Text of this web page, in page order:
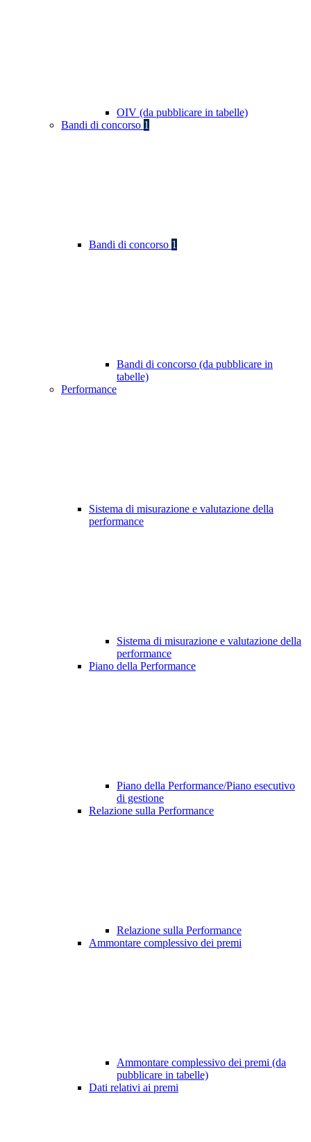
OIV (da pubblicare in tabelle)
Bandi di concorso 1
Bandi di concorso 1
Bandi di concorso (da pubblicare in
tabelle)
Performance
Sistema di misurazione e valutazione della
performance
Sistema di misurazione e valutazione della
performance
Piano della Performance
Piano della Performance/Piano esecutivo
di gestione
Relazione sulla Performance
Relazione sulla Performance
Ammontare complessivo dei premi
Ammontare complessivo dei premi (da
pubblicare in tabelle)
Dati relativi ai premi